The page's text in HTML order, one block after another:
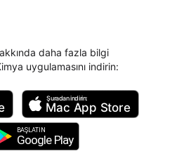
daha fazla bilgi
uygulamasını indirin:
Şuradan indirin:
Mac App Store
BAŞLATIN
Google Play